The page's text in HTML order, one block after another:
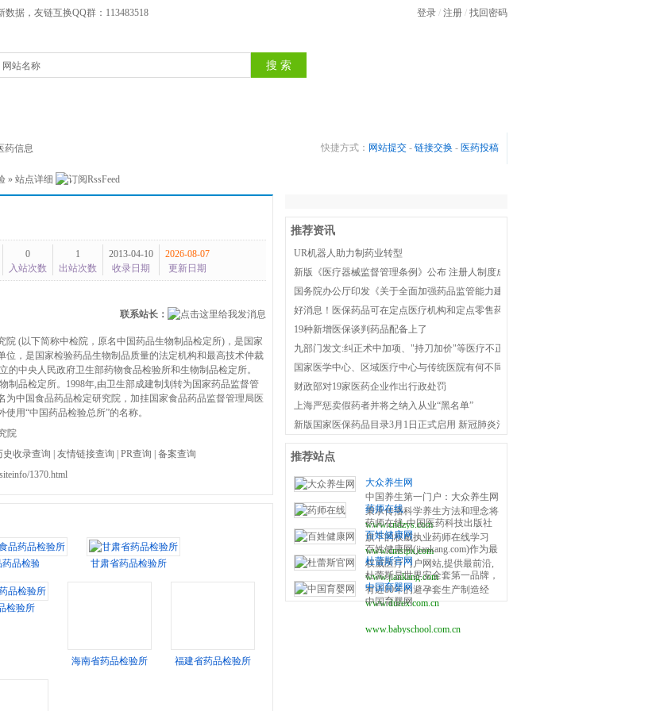
据，友链互换QQ群：113483518 登录 / 注册 / 找回密码
网站名称
药信息 快捷方式： 网站提交 - 链接交换 - 医药投稿
» 站点详细
0
入站次数
1
出站次数
2013-04-10
收录日期
2026-08-07
更新日期
联系站长：
院 (以下简称中检院，原名中国药品生物制品检定所)，是国家
位，是国家检验药品生物制品质量的法定机构和最高技术仲裁
的中央人民政府卫生部药物食品检验所和生物制品检定所。
制品检定所。1998年,由卫生部成建制划转为国家药品监督管
为中国食品药品检定研究院，加挂国家食品药品监督管理局医
用“中国药品检验总所”的名称。
院
史收录查询 友情链接查询 PR查询
备案查询
1370.html
品检验所 甘肃省药品检验所
检验所
海南省药品检验所 福建省药品检验所
推荐资讯
UR机器人助力制药业转型
新版《医疗器械监督管理条例》公布 注册人制度成为新监管体系主线
国务院办公厅印发《关于全面加强药品监管能力建设的实施意见》
好消息！医保药品可在定点医疗机构和定点零售药店双通道购买
19种新增医保谈判药品配备上了
九部门发文:纠正术中加项、"持刀加价"等医疗不正之风
国家医学中心、区域医疗中心与传统医院有何不同？国家卫健委权威解答！
财政部对19家医药企业作出行政处罚
上海严惩卖假药者并将之纳入从业“黑名单”
新版国家医保药品目录3月1日正式启用 新冠肺炎治疗药品全部纳入医保
推荐站点
大众养生网
中国养生第一门户：大众养生网
秉承传播科学养生方法和理念将
养生贯穿于日常生活，真正做到
让养生大众化，全民化
www.cndzys.com
药师在线
药师在线-中国医药科技出版社
旗下的权威执业药师在线学习
网，依托于国家食品药品监督管
理总局和中国医药科技出版社的
资源，为用户提供更独家的资源
服务，更深刻的政策解读，更权
威的专家讲解，更流畅的用户体
验，让您的药师考试之旅变得轻
松、愉快、有效率！
www.cmstpx.com
百姓健康网
百姓健康网(jiankang.com)作为最
权威医疗门户网站,提供最前沿,
最完善的医疗资讯,依靠权威医
院专家,院士合作,提供医院专家
预约挂号,就诊信息,医患问答平
姓健康
www.jiankang.com
杜蕾斯官网
杜蕾斯是世界安全套第一品牌，
有近80年的避孕套生产制造经
验，避孕套采用高质量的天然橡
病传播，并增加性爱的愉悦感，
www.durex.com.cn
中国育婴网
中国育婴网
www.babyschool.com.cn